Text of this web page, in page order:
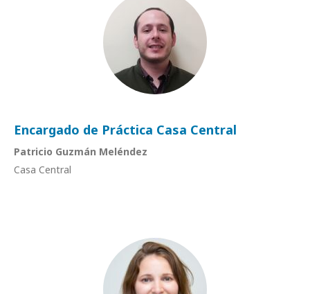
Encargado de Práctica Casa Central
Patricio Guzmán Meléndez
Casa Central